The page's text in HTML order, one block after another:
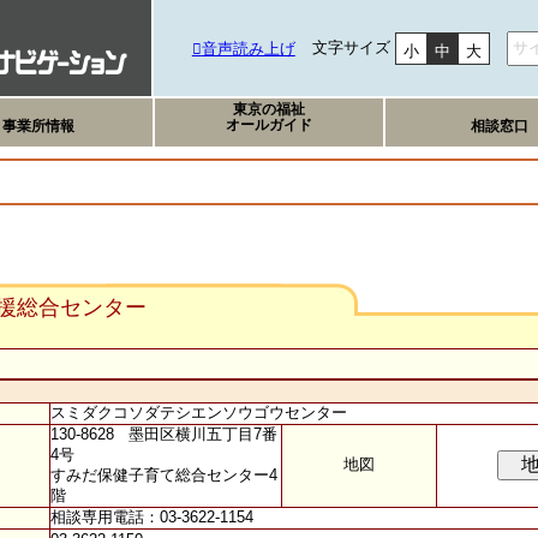
音声読み上げ 文字サイズ 小 中 大
事業所情報
東京の福祉
オールガイド
相談窓口
総合センター
スミダクコソダテシエンソウゴウセンター
130-8628 墨田区横川五丁目7番
4号
すみだ保健子育て総合センター4
階
地図
相談専用電話：03-3622-1154